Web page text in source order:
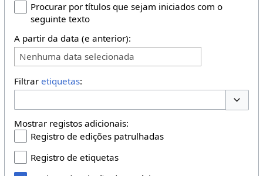
Procurar por títulos que sejam iniciados com o
seguinte texto
A partir da data (e anterior):
Nenhuma data selecionada
Filtrar etiquetas:
Mostrar registos adicionais:
Registro de edições patrulhadas
Registro de etiquetas